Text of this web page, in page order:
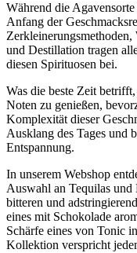
Während die
Anfang der
Zerkleinerungsmethoden,
und Destillation tragen
diesen Spirituosen bei.
Was die beste Zeit
Noten zu genießen,
Komplexität dieser
Ausklang des Tages und
Entspannung.
In unserem Webshop
Auswahl an Tequilas und
bitteren und
eines mit Schokolade
Schärfe eines von Tonic
Kollektion verspricht